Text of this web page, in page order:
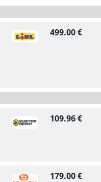
499.00 €
109.96 €
179.00 €